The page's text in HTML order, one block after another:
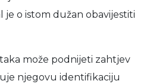
je o istom dužan obavijestiti
može podnijeti zahtjev
njegovu identifikaciju